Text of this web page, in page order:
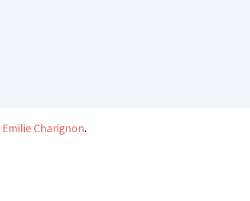
Emilie Charignon.